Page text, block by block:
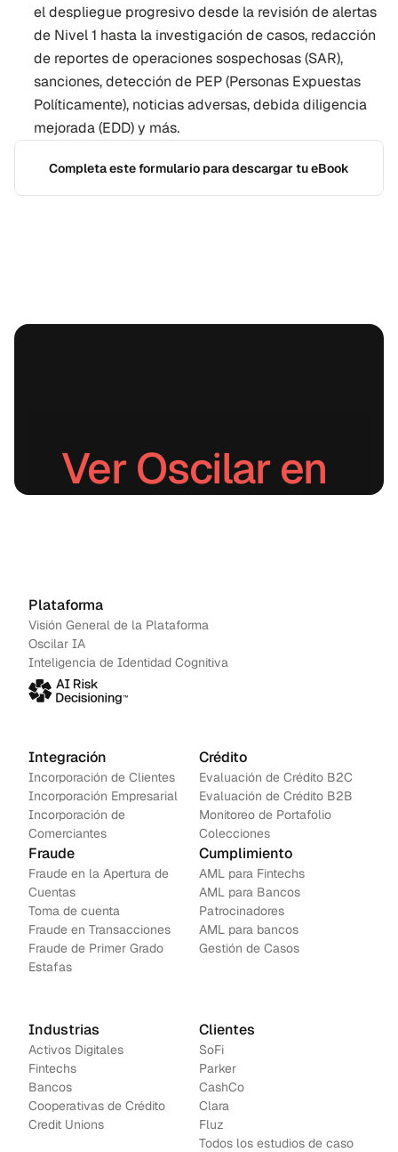
el despliegue progresivo desde la revisión de alertas
de Nivel 1 hasta la investigación de casos, redacción
de reportes de operaciones sospechosas (SAR),
sanciones, detección de PEP (Personas Expuestas
Políticamente), noticias adversas, debida diligencia
mejorada (EDD) y más.
Completa este formulario para descargar tu eBook
Ver Oscilar en
Plataforma
Visión General de la Plataforma
Oscilar IA
Inteligencia de Identidad Cognitiva
Integración
Incorporación de Clientes
Incorporación Empresarial
Incorporación de
Comerciantes
Crédito
Evaluación de Crédito B2C
Evaluación de Crédito B2B
Monitoreo de Portafolio
Colecciones
Fraude
Fraude en la Apertura de
Cuentas
Toma de cuenta
Fraude en Transacciones
Fraude de Primer Grado
Estafas
Cumplimiento
AML para Fintechs
AML para Bancos
Patrocinadores
AML para bancos
Gestión de Casos
Industrias
Activos Digitales
Fintechs
Bancos
Cooperativas de Crédito
Credit Unions
Clientes
SoFi
Parker
CashCo
Clara
Fluz
Todos los estudios de caso